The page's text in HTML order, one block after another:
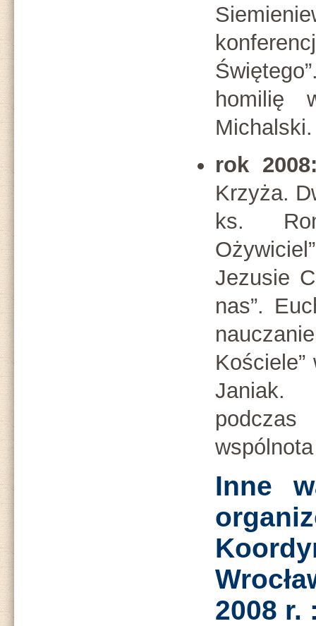
homilię
Michalski.
rok
Krzyża.
ks.
Jezusie
nas”.
Kościele”
Janiak.
Inne
2008 r.